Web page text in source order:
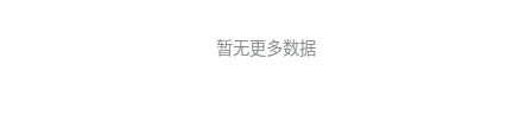
有限支持，完整细节参见 变更记录暨1.0 到 2.0 升级指南。
暂无更多数据